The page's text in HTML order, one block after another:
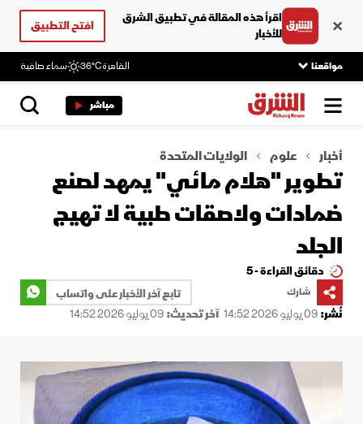
اقرأ هذه المقالة في تطبيق الشرق
للأخبار
افتح التطبيق
مواقعنا القاهرة36°C سماء صافية
مباشر
أخبار علوم الولايات المتحدة
تطوير "هلام مائي" يمهد لصنع
ضمادات ولاصقات طبية لا تهيج
الجلد
دقائق القراءة - 5
شارك
تابع آخر الأخبار على واتساب
نُشر:09 يوليو 2026 14:52 آخر تحديث:09 يوليو 2026 14:52